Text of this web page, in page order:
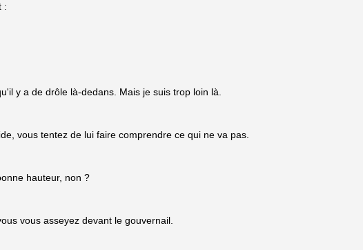
:
y a de drôle là-dedans. Mais je suis trop loin là.
vous tentez de lui faire comprendre ce qui ne va pas.
hauteur, non ?
vous asseyez devant le gouvernail.